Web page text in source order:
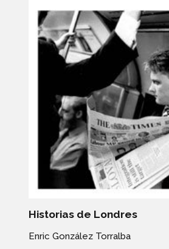
Historias de Londres
Enric González Torralba